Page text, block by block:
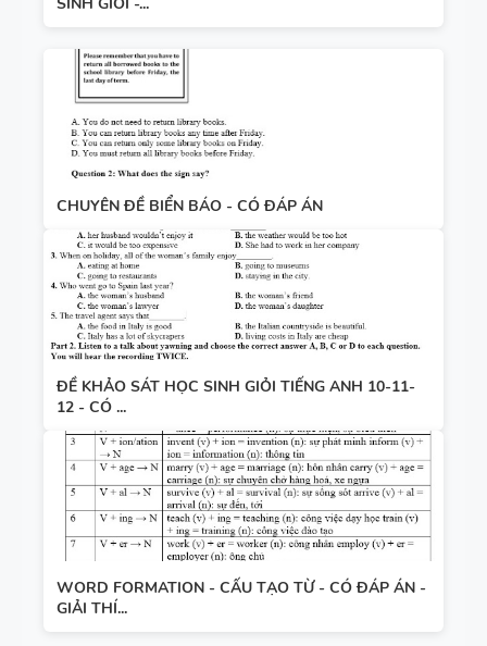
CHUYÊN ĐỀ BIỂN BÁO - CÓ ĐÁP ÁN
ĐỀ KHẢO SÁT HỌC SINH GIỎI TIẾNG ANH 10-11-
12 - CÓ ...
WORD FORMATION - CẤU TẠO TỪ - CÓ ĐÁP ÁN -
GIẢI THÍ...